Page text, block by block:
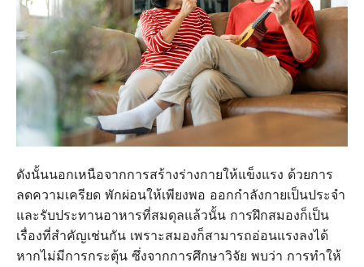
ดังนั้นนอกเหนือจากการสร้างร่างกายให้แข็งแรง ด้วยการ
ลดความเครียด พักผ่อนให้เพียงพอ ออกกำลังกายเป็นประจำ
และรับประทานอาหารที่สมดุลแล้วนั้น การฝึกสมองก็เป็น
เรื่องที่สำคัญเช่นกัน เพราะสมองก็สามารถอ่อนแรงลงได้
หากไม่มีการกระตุ้น ซึ่งจากการศึกษาวิจัย พบว่า การทำให้